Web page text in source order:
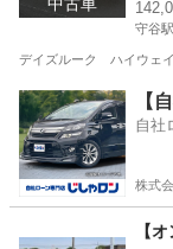
守谷駅
デイズルーク ハイウェイ
茨城 坂東市 守
【
自社
株式
【